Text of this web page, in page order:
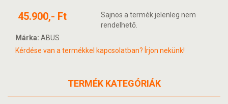
45.900,- Ft
Sajnos a termék jelenleg nem
rendelhető.
Márka: ABUS
Kérdése van a termékkel kapcsolatban? Írjon nekünk!
TERMÉK KATEGÓRIÁK